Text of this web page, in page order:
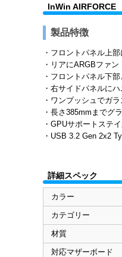
InWin AIRFORCE
製品特徴
・フロントパネル上
・リアにARGBファ
・フロントパネル下
・右サイドパネルに
・ワンプッシュでガ
・長さ385mmまでグ
・GPUサポートステ
・USB 3.2 Gen 2x2
詳細スペック
カラー
カテゴリー
材質
対応マザーボード